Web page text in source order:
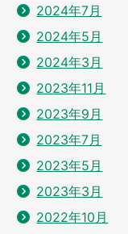
2024年7月
2024年5月
2024年3月
2023年11月
2023年9月
2023年7月
2023年5月
2023年3月
2022年10月